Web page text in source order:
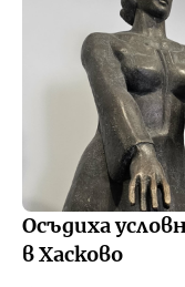
Осъдиха
в Хасково